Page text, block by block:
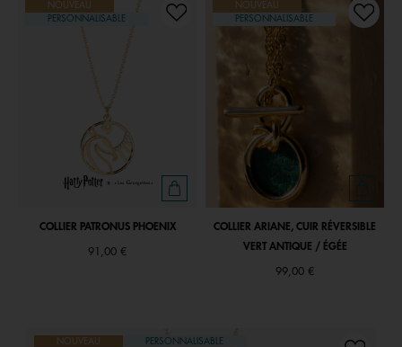
NOUVEAU
PERSONNALISABLE
COLLIER PATRONUS PHOENIX
91,00 €
NOUVEAU
PERSONNALISABLE
COLLIER ARIANE, CUIR RÉVERSIBLE
VERT ANTIQUE / ÉGÉE
99,00 €
NOUVEAU PERSONNALISABLE